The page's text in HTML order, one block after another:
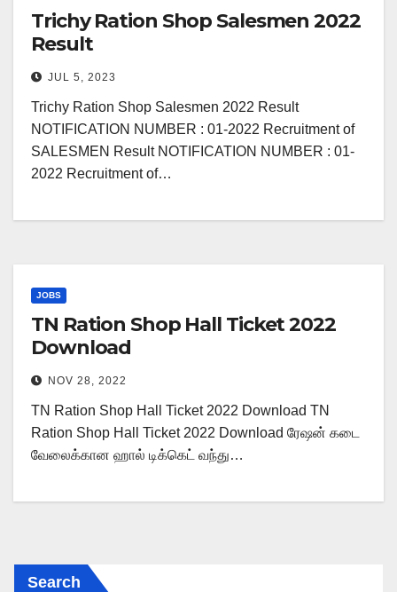
Trichy Ration Shop Salesmen 2022
Result
JUL 5, 2023
Trichy Ration Shop Salesmen 2022 Result
NOTIFICATION NUMBER : 01-2022 Recruitment of
SALESMEN Result NOTIFICATION NUMBER : 01-
2022 Recruitment of…
JOBS
TN Ration Shop Hall Ticket 2022
Download
NOV 28, 2022
TN Ration Shop Hall Ticket 2022 Download TN
Ration Shop Hall Ticket 2022 Download ரேஷன் கடை
வேலைக்கான ஹால் டிக்கெட் வந்து…
Search